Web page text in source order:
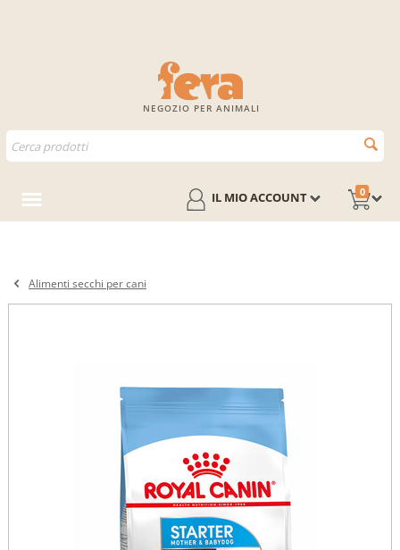
NEGOZIO PER ANIMALI
0
IL MIO ACCOUNT
Alimenti secchi per cani